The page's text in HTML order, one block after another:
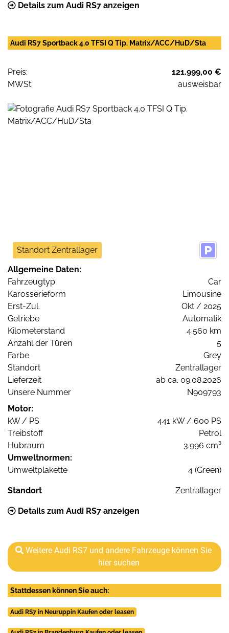
Details zum Audi RS7 anzeigen
Audi RS7 Sportback 4.0 TFSI Q Tip. Matrix/ACC/HuD/Sta
Preis:
121.999,00 €
MWSt:
ausweisbar
Standort Zentrallager
Allgemeine Daten:
Fahrzeugtyp
Car
Karosserieform
Limousine
Erst-Zul.
Okt / 2025
Getriebe
Automatik
Kilometerstand
4.560 km
Anzahl der Türen
5
Farbe
Grey
Standort
Zentrallager
Lieferzeit
ab ca. 09.08.2026
Unsere Nummer
N909793
Motor:
kW / PS
441 kW / 600 PS
Treibstoff
Petrol
Hubraum
3.996 cm³
Umweltnormen:
Umweltplakette
4 (Green)
Standort Zentrallager
Details zum Audi RS7 anzeigen
Weitere Audi RS7 und andere Fahrzeuge können Sie
hier suchen
Stattdessen können Sie auch:
Audi RS7 in Neuruppin Kaufen oder leasen